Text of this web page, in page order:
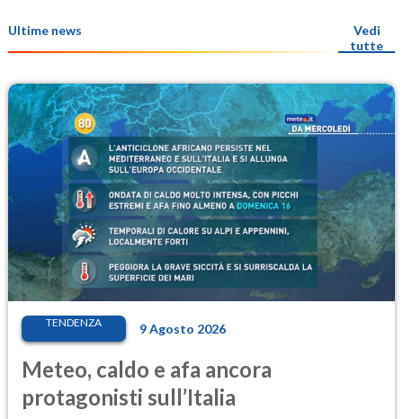
Ultime news
Vedi
tutte
TENDENZA 9 Agosto 2026
Meteo, caldo e afa ancora
protagonisti sull’Italia